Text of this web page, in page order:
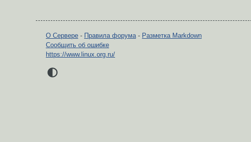
О Сервере - Правила форума- Разметка Markdown
Сообщить об ошибке
https://www.linux.org.ru/